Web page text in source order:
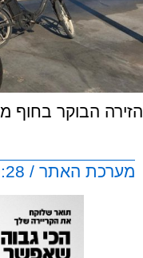
הזירה הבוקר בחוף
מערכת האתר / 09:28 25.05.26